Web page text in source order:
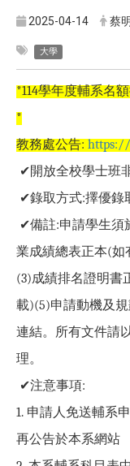
2025-04-14 蔡
大學
*114學年度輔系名
*
教務處公告: https://
✔開放全校學士班
✔錄取方式:擇優錄
✔備註:申請學生須
業成績總表正本(如
(3)成績排名證明書
載)(5)申請動機及規
連結。
所有文件請
理。
✔注意事項:
1. 申請人免送輔系
再公告於本系網站